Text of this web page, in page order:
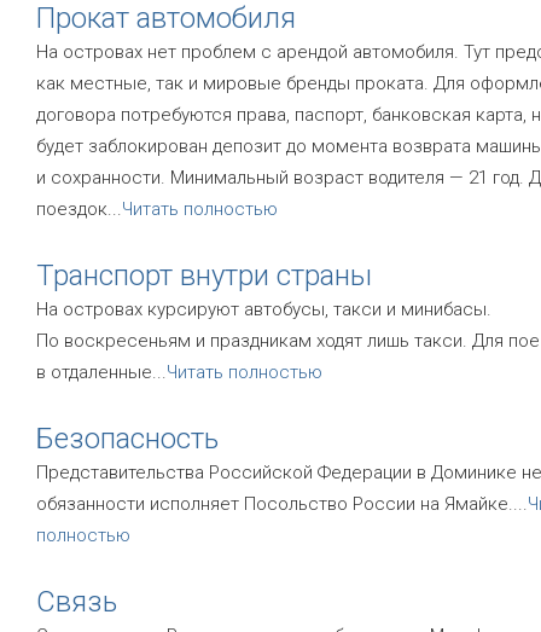
Прокат автомобиля
На островах нет проблем с арендой автомобиля. Тут
как местные, так и мировые бренды проката. Для
договора потребуются права, паспорт, банковская карта,
будет заблокирован депозит до момента возврата
и сохранности. Минимальный возраст водителя — 21 год.
поездок...Читать полностью
Транспорт внутри страны
На островах курсируют автобусы, такси и минибасы.
По воскресеньям и праздникам ходят лишь такси. Для
в отдаленные...Читать полностью
Безопасность
Представительства Российской Федерации в Доминике
обязанности исполняет Посольство России на Ямайке....
полностью
Связь